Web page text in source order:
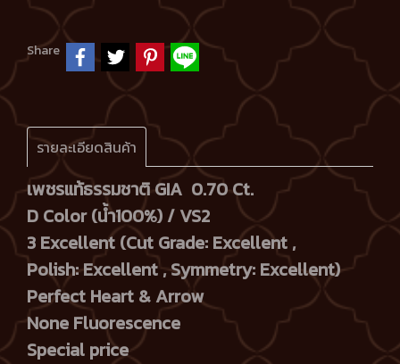
Share
รายละเอียดสินค้า
เพชรแท้ธรรมชาติ GIA 0.70 Ct.
D Color (น้ำ100%) / VS2
3 Excellent (Cut Grade: Excellent ,
Polish: Excellent , Symmetry: Excellent)
Perfect Heart & Arrow
None Fluorescence
Special price